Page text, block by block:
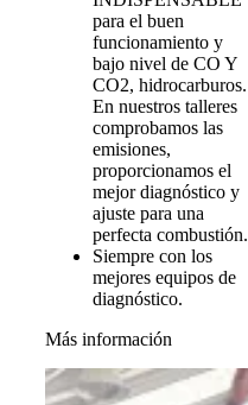
para el buen
funcionamiento y
bajo nivel de CO Y
CO2, hidrocarburos.
En nuestros talleres
comprobamos las
emisiones,
proporcionamos el
mejor diagnóstico y
ajuste para una
perfecta combustión.
Siempre con los
mejores equipos de
diagnóstico.
Más información